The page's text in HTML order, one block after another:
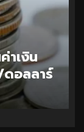
าเงิน
อลลาร์